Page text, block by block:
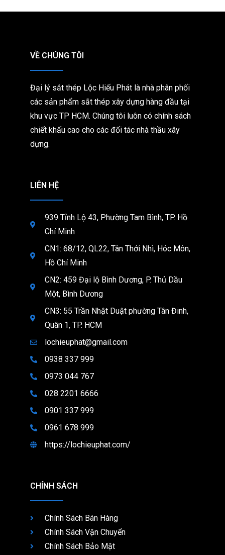
VỀ CHÚNG TÔI
Đại lý sắt thép Lộc Hiếu Phát là nhà phân phối
các sản phẩm sắt thép xây dựng hàng đầu tại
khu vực TP HCM. Chúng tôi luôn có chính sách
chiết khấu cao cho các đối tác nhà thầu xây
dựng.
LIÊN HỆ
939 Tỉnh Lộ 43, Phường Tam Bình, TP. Hồ
Chí Minh
CN1: 68/12, QL22, Tân Thới Nhì, Hóc Môn,
Hồ Chí Minh
CN2: 459 Đại lộ Bình Dương, P. Thủ Dầu
Một, Bình Dương
CN3: 55 Trần Nhật Duật phường Tân Đinh,
Quân 1, TP. HCM
lochieuphat@gmail.com
0938 337 999
0973 044 767
028 2201 6666
0901 337 999
0961 678 999
https://lochieuphat.com/
CHÍNH SÁCH
Chính Sách Bán Hàng
Chính Sách Vận Chuyển
Chính Sách Bảo Mật